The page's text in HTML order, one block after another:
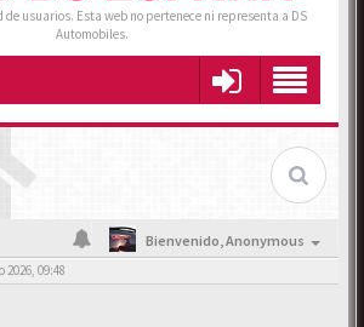
de usuarios. Esta web no pertenece ni representa a DS
Automobiles.
Bienvenido,Anonymous
2026, 09:48